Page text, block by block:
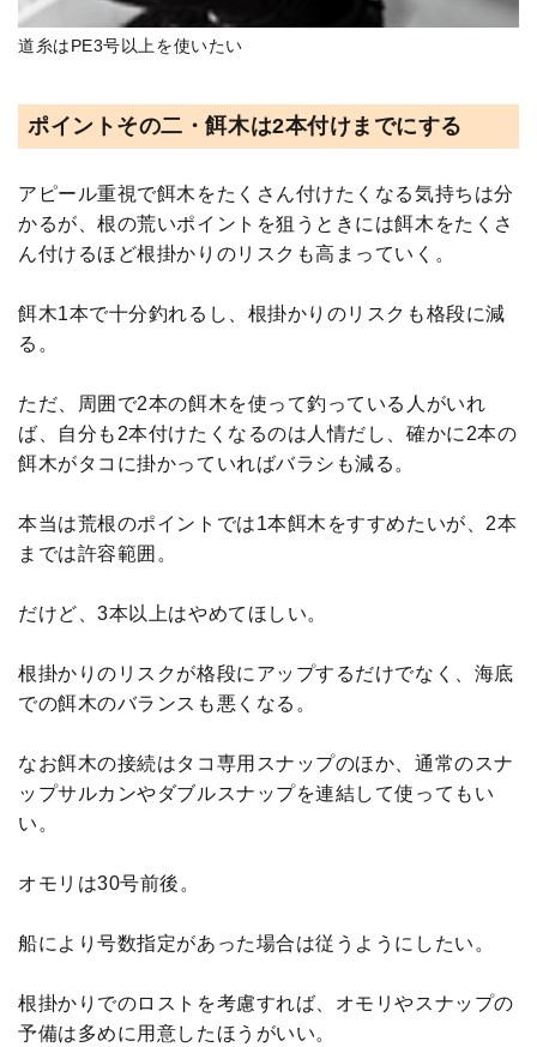
道糸はPE3号以上を使いたい
ポイントその二・餌木は2本付けまでにする
アピール重視で餌木をたくさん付けたくなる気持ちは分
かるが、根の荒いポイントを狙うときには餌木をたくさ
ん付けるほど根掛かりのリスクも高まっていく。
餌木1本で十分釣れるし、根掛かりのリスクも格段に減
る。
ただ、周囲で2本の餌木を使って釣っている人がいれ
ば、自分も2本付けたくなるのは人情だし、確かに2本の
餌木がタコに掛かっていればバラシも減る。
本当は荒根のポイントでは1本餌木をすすめたいが、2本
までは許容範囲。
だけど、3本以上はやめてほしい。
根掛かりのリスクが格段にアップするだけでなく、海底
での餌木のバランスも悪くなる。
なお餌木の接続はタコ専用スナップのほか、通常のスナ
ップサルカンやダブルスナップを連結して使ってもい
い。
オモリは30号前後。
船により号数指定があった場合は従うようにしたい。
根掛かりでのロストを考慮すれば、オモリやスナップの
予備は多めに用意したほうがいい。